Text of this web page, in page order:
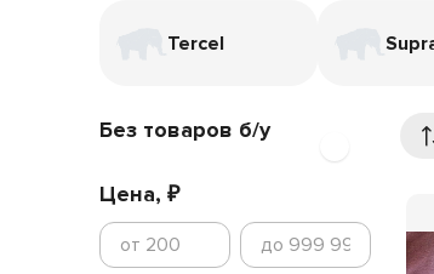
Tercel
Без товаров б/у
Цена, ₽